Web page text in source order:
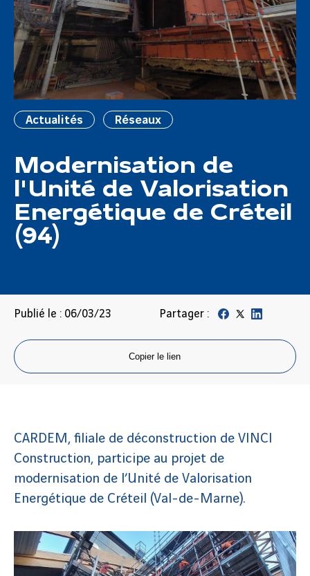
Actualités Réseaux
​​​Modernisation de
l'Unité de Valorisation
Energétique de Créteil
(94)​
Publié le : 06/03/23 Partager :
Copier le lien
CARDEM, filiale de déconstruction de VINCI
Construction, participe au projet de
modernisation de l’Unité de Valorisation
Energétique de Créteil (Val-de-Marne).